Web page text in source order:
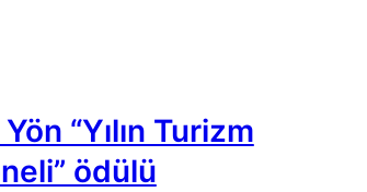
“Yılın Turizm
ödülü